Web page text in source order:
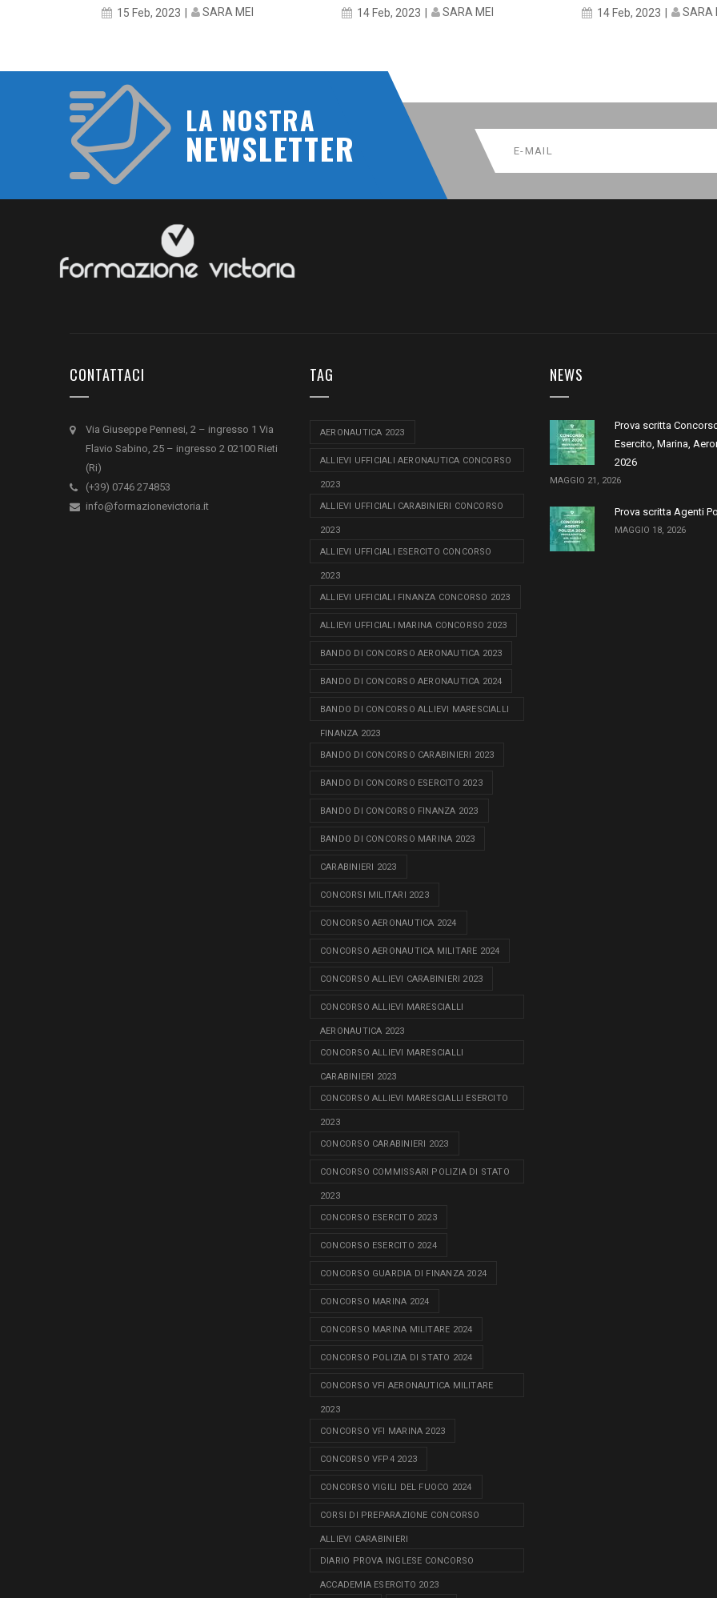
15 Feb, 2023 SARA MEI 14 Feb, 2023 SARA MEI 14 Feb, 2023 SARA
LA NOSTRA
NEWSLETTER
CONTATTACI
Via Giuseppe Pennesi, 2 – ingresso 1 Via
Flavio Sabino, 25 – ingresso 2 02100 Rieti
(Ri)
(+39) 0746 274853
info@formazionevictoria.it
TAG
AERONAUTICA 2023
ALLIEVI UFFICIALI AERONAUTICA CONCORSO
2023
ALLIEVI UFFICIALI CARABINIERI CONCORSO
2023
ALLIEVI UFFICIALI ESERCITO CONCORSO
2023
ALLIEVI UFFICIALI FINANZA CONCORSO 2023
ALLIEVI UFFICIALI MARINA CONCORSO 2023
BANDO DI CONCORSO AERONAUTICA 2023
BANDO DI CONCORSO AERONAUTICA 2024
BANDO DI CONCORSO ALLIEVI MARESCIALLI
FINANZA 2023
BANDO DI CONCORSO CARABINIERI 2023
BANDO DI CONCORSO ESERCITO 2023
BANDO DI CONCORSO FINANZA 2023
BANDO DI CONCORSO MARINA 2023
CARABINIERI 2023
CONCORSI MILITARI 2023
CONCORSO AERONAUTICA 2024
CONCORSO AERONAUTICA MILITARE 2024
CONCORSO ALLIEVI CARABINIERI 2023
CONCORSO ALLIEVI MARESCIALLI
AERONAUTICA 2023
CONCORSO ALLIEVI MARESCIALLI
CARABINIERI 2023
CONCORSO ALLIEVI MARESCIALLI ESERCITO
2023
CONCORSO CARABINIERI 2023
CONCORSO COMMISSARI POLIZIA DI STATO
2023
CONCORSO ESERCITO 2023
CONCORSO ESERCITO 2024
CONCORSO GUARDIA DI FINANZA 2024
CONCORSO MARINA 2024
CONCORSO MARINA MILITARE 2024
CONCORSO POLIZIA DI STATO 2024
CONCORSO VFI AERONAUTICA MILITARE
2023
CONCORSO VFI MARINA 2023
CONCORSO VFP4 2023
CONCORSO VIGILI DEL FUOCO 2024
CORSI DI PREPARAZIONE CONCORSO
ALLIEVI CARABINIERI
DIARIO PROVA INGLESE CONCORSO
ACCADEMIA ESERCITO 2023
NEWS
Prova scritta
Esercito, Marina,
2026
MAGGIO 21, 2026
Prova scritta Agenti
MAGGIO 18, 2026